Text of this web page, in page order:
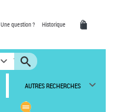
Une question ? Historique
AUTRES RECHERCHES